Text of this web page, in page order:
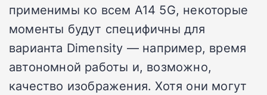
применимы ко всем A14 5G, некоторые
моменты будут специфичны для
варианта Dimensity — например, время
автономной работы и, возможно,
качество изображения. Хотя они могут